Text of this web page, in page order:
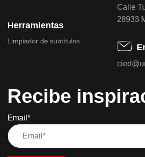
Herramientas
Limpiador de subtítulos
Calle
28933
Recibe
Email*